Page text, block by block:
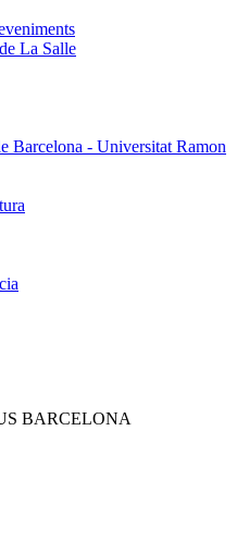
La Salle
Barcelona - Universitat Ramon
BARCELONA